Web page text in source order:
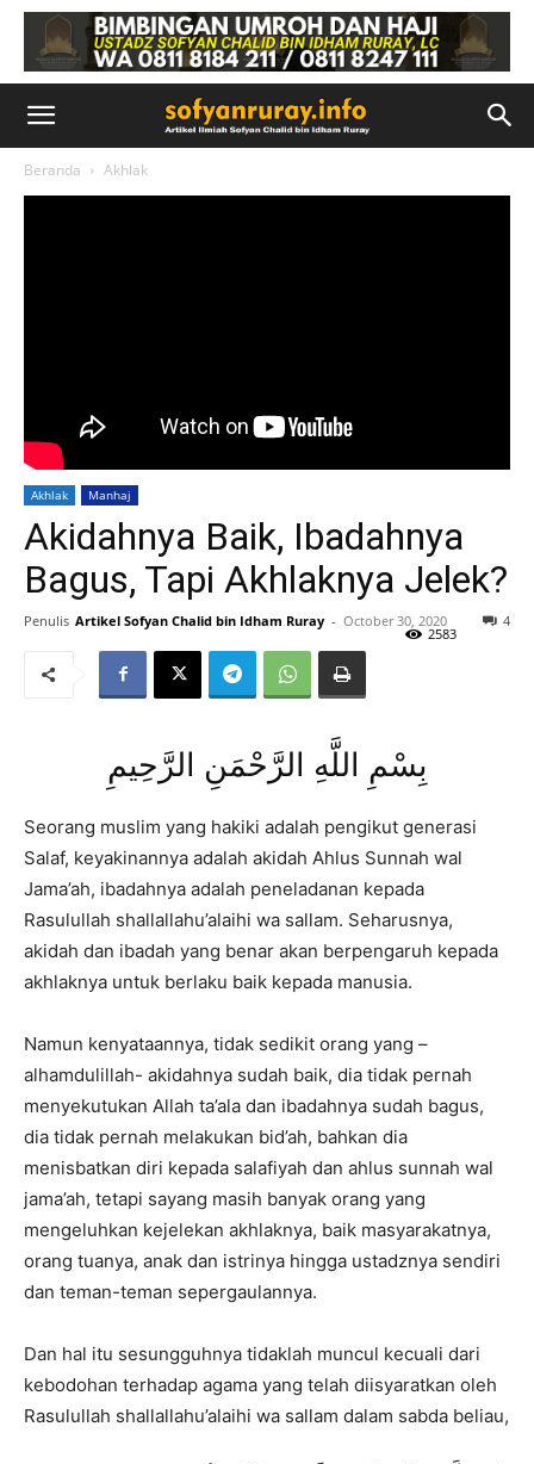
Beranda Akhlak
Akhlak Manhaj
Akidahnya Baik, Ibadahnya
Bagus, Tapi Akhlaknya Jelek?
Penulis Artikel Sofyan Chalid bin Idham Ruray - October 30, 2020 4
2583
بِسْمِ اللَّهِ الرَّحْمَنِ الرَّحِيمِ
Seorang muslim yang hakiki adalah pengikut generasi
Salaf, keyakinannya adalah akidah Ahlus Sunnah wal
Jama’ah, ibadahnya adalah peneladanan kepada
Rasulullah shallallahu’alaihi wa sallam. Seharusnya,
akidah dan ibadah yang benar akan berpengaruh kepada
akhlaknya untuk berlaku baik kepada manusia.
Namun kenyataannya, tidak sedikit orang yang –
alhamdulillah- akidahnya sudah baik, dia tidak pernah
menyekutukan Allah ta’ala dan ibadahnya sudah bagus,
dia tidak pernah melakukan bid’ah, bahkan dia
menisbatkan diri kepada salafiyah dan ahlus sunnah wal
jama’ah, tetapi sayang masih banyak orang yang
mengeluhkan kejelekan akhlaknya, baik masyarakatnya,
orang tuanya, anak dan istrinya hingga ustadznya sendiri
dan teman-teman sepergaulannya.
Dan hal itu sesungguhnya tidaklah muncul kecuali dari
kebodohan terhadap agama yang telah diisyaratkan oleh
Rasulullah shallallahu’alaihi wa sallam dalam sabda beliau,